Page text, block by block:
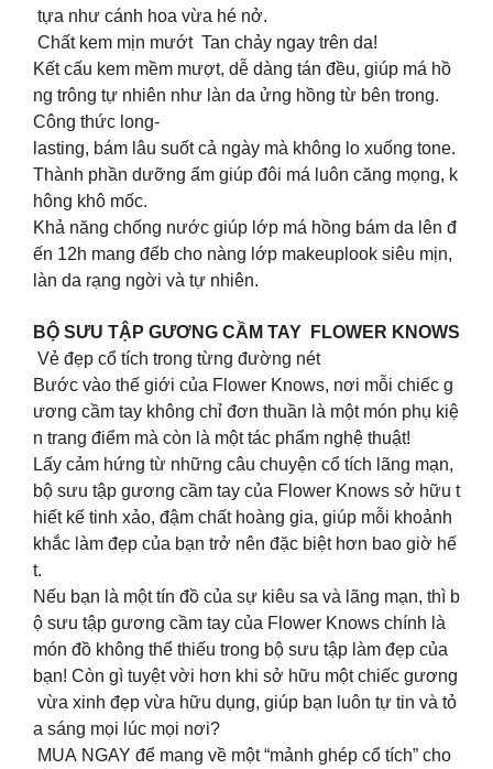
tựa như cánh hoa vừa hé nở.
Chất kem mịn mướt Tan chảy ngay trên da!
Kết cấu kem mềm mượt, dễ dàng tán đều, giúp má hồ
ng trông tự nhiên như làn da ửng hồng từ bên trong.
Công thức long-
lasting, bám lâu suốt cả ngày mà không lo xuống tone.
Thành phần dưỡng ẩm giúp đôi má luôn căng mọng, k
hông khô mốc.
Khả năng chống nước giúp lớp má hồng bám da lên đ
ến 12h mang đếb cho nàng lớp makeuplook siêu mịn,
làn da rạng ngời và tự nhiên.
BỘ SƯU TẬP GƯƠNG CẦM TAY FLOWER KNOWS
Vẻ đẹp cổ tích trong từng đường nét
Bước vào thế giới của Flower Knows, nơi mỗi chiếc g
ương cầm tay không chỉ đơn thuần là một món phụ kiệ
n trang điểm mà còn là một tác phẩm nghệ thuật!
Lấy cảm hứng từ những câu chuyện cổ tích lãng mạn,
bộ sưu tập gương cầm tay của Flower Knows sở hữu t
hiết kế tinh xảo, đậm chất hoàng gia, giúp mỗi khoảnh
khắc làm đẹp của bạn trở nên đặc biệt hơn bao giờ hế
t.
Nếu bạn là một tín đồ của sự kiêu sa và lãng mạn, thì b
ộ sưu tập gương cầm tay của Flower Knows chính là
món đồ không thể thiếu trong bộ sưu tập làm đẹp của
bạn! Còn gì tuyệt vời hơn khi sở hữu một chiếc gương
vừa xinh đẹp vừa hữu dụng, giúp bạn luôn tự tin và tỏ
a sáng mọi lúc mọi nơi?
MUA NGAY để mang về một “mảnh ghép cổ tích” cho